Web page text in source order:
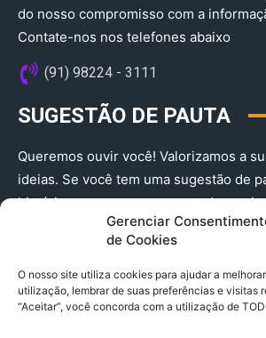
Gerenciar
de Cookies
O nosso site utiliza cookies para ajudar a
utilização, lembrar de suas preferências e visitas
“Aceitar”, você concorda com a utilização de
do nosso compromisso com a
Contate-nos nos telefones abaixo
(91) 98224 - 3111
SUGESTÃO DE PAUTA
Queremos ouvir você! Valorizamos a
ideias. Se você tem uma sugestão de
história que merece ser contada,
(91) 98224 - 3111